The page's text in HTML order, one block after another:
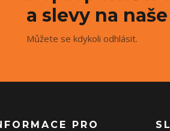
a slevy na
Můžete se kdykoli odhlásit.
PRO